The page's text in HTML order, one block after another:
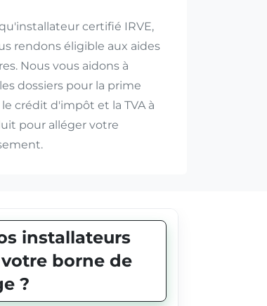
certifié IRVE,
rendons éligible aux aides
Nous vous aidons à
dossiers pour la prime
crédit d'impôt et la TVA à
pour alléger votre
installateurs
borne de
?